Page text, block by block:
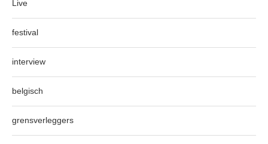
Live
festival
interview
belgisch
grensverleggers